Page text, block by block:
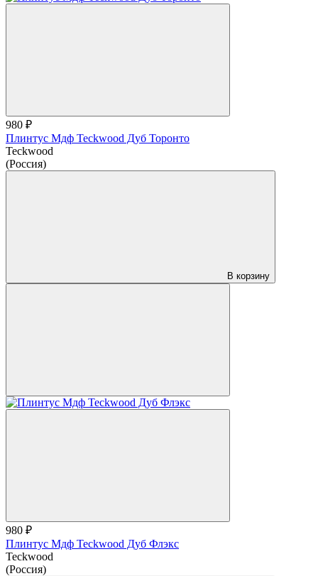
980 ₽
Плинтус Мдф Teckwood Дуб Торонто
Teckwood
(Россия)
В корзину
980 ₽
Плинтус Мдф Teckwood Дуб Флэкс
Teckwood
(Россия)